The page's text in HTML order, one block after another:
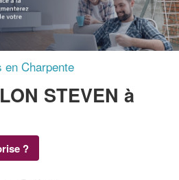
Charpente
STEVEN à
?